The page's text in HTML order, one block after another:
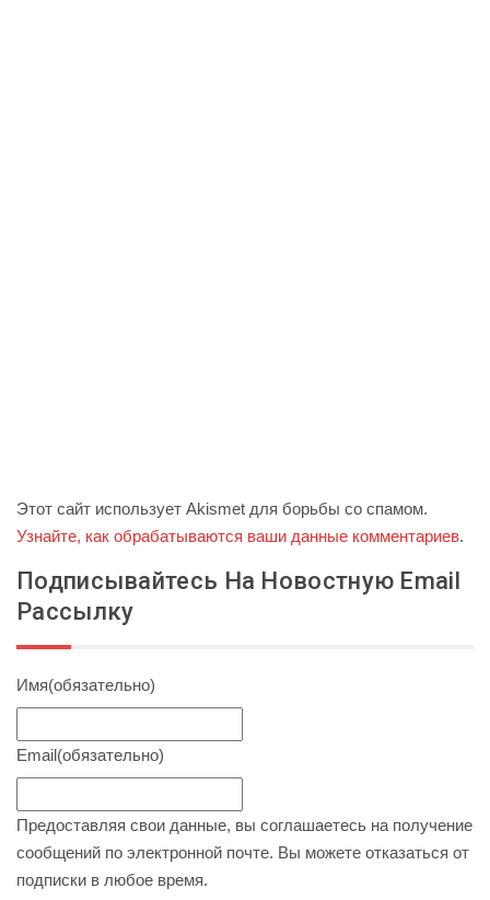
Этот сайт использует Akismet для борьбы со спамом.
Узнайте, как обрабатываются ваши данные комментариев.
Подписывайтесь На Новостную Email
Рассылку
Имя(обязательно)
Email(обязательно)
Предоставляя свои данные, вы соглашаетесь на получение
сообщений по электронной почте. Вы можете отказаться от
подписки в любое время.